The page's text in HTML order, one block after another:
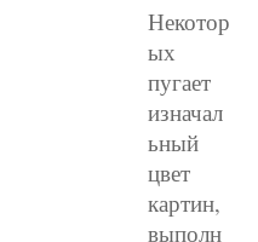
Некотор
ых
пугает
изначал
ьный
цвет
картин,
выполн